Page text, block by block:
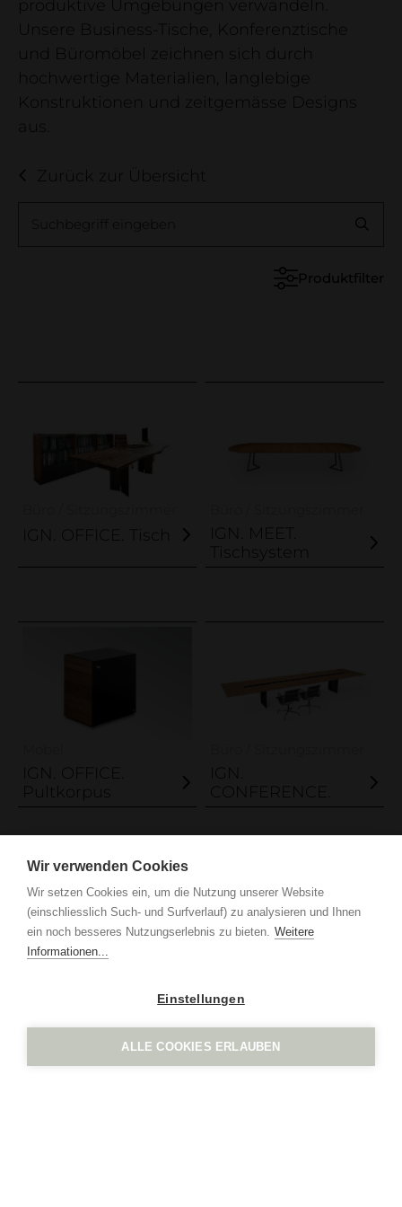
Firma
Kontakt
Showroom
Referenzprojekte
Grindel 3
CH-6017 Ruswil
+41 41 552 65 80
ign.swiss
Impressum
Datenschutz
produktive Umgebungen verwandeln.
Unsere Business-Tische, Konferenztische
und Büromöbel zeichnen sich durch
hochwertige Materialien, langlebige
Konstruktionen und zeitgemässe Designs
aus.
Zurück zur Übersicht
Suchbegriff eingeben
Produktfilter
IGN. OFFICE. Tisch
IGN. MEET.
Tischsystem
IGN. OFFICE.
Pultkorpus
IGN.
CONFERENCE.
Wir verwenden Cookies
Wir setzen Cookies ein, um die Nutzung unserer Website
(einschliesslich Such- und Surfverlauf) zu analysieren und Ihnen
ein noch besseres Nutzungserlebnis zu bieten. Weitere
Informationen...
Einstellungen
ALLE COOKIES ERLAUBEN